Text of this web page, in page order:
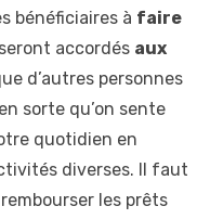
bénéficiaires à faire
accordés aux
d’autres personnes
sorte qu’on sente
quotidien en
diverses. Il faut
les prêts